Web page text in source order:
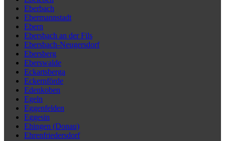
Eberbach
Ebermannstadt
Ebern
Ebersbach an der Fils
Ebersbach-Neugersdorf
Ebersberg
Eberswalde
Eckartsberga
Eckernförde
Edenkoben
Egeln
Eggenfelden
Eggesin
Ehingen (Donau)
Ehrenfriedersdorf